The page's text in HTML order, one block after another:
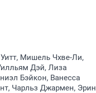
Мишель Чхве-Ли,
Дэй, Лиза
Бэйкон, Ванесса
Чарльз Джармен, Эрин